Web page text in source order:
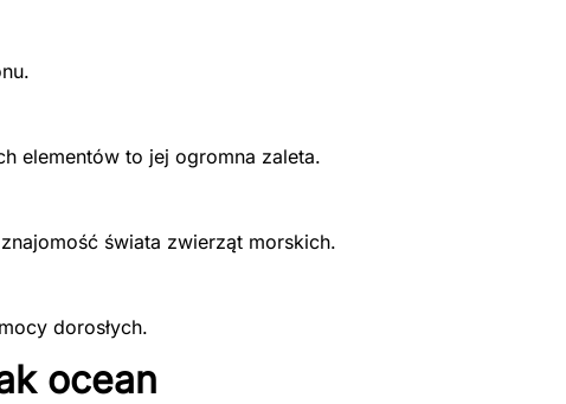
elementów to jej ogromna zaleta.
świata zwierząt morskich.
dorosłych.
ocean